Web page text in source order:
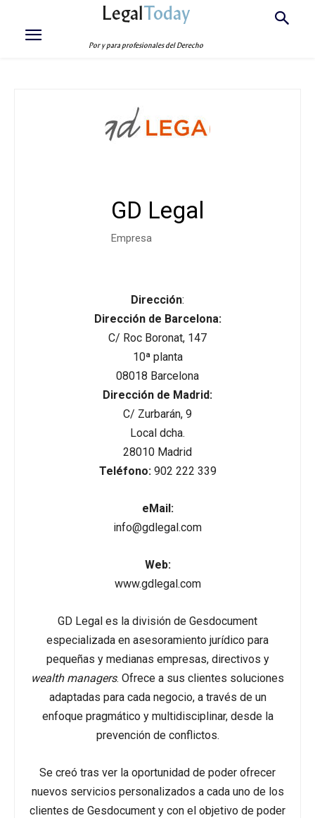
LegalToday
Por y para profesionales del Derecho
GD Legal
Empresa
Dirección:
Dirección de Barcelona:
C/ Roc Boronat, 147
10ª planta
08018 Barcelona
Dirección de Madrid:
C/ Zurbarán, 9
Local dcha.
28010 Madrid
Teléfono: 902 222 339
eMail:
info@gdlegal.com
Web:
www.gdlegal.com
GD Legal es la división de Gesdocument
especializada en asesoramiento jurídico para
pequeñas y medianas empresas, directivos y
wealth managers. Ofrece a sus clientes soluciones
adaptadas para cada negocio, a través de un
enfoque pragmático y multidisciplinar, desde la
prevención de conflictos.
Se creó tras ver la oportunidad de poder ofrecer
nuevos servicios personalizados a cada uno de los
clientes de Gesdocument y con el objetivo de poder